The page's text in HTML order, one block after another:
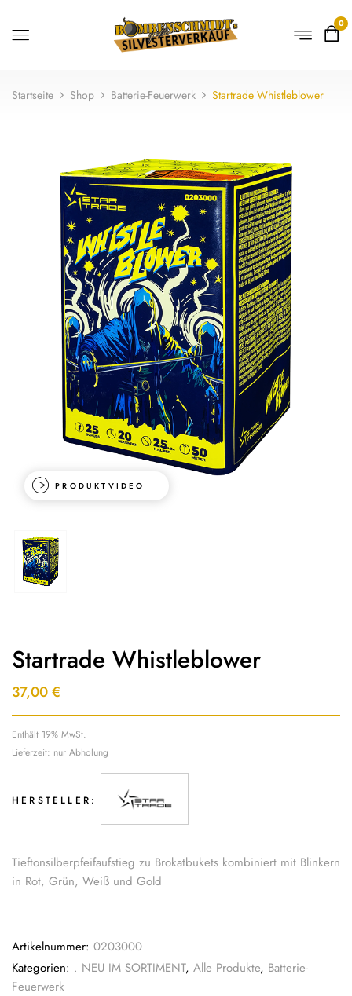
0
Startseite Shop Batterie-Feuerwerk Startrade Whistleblower
PRODUKTVIDEO
Startrade Whistleblower
37,00€
Enthält 19% MwSt.
Lieferzeit: nur Abholung
HERSTELLER:
Tieftonsilberpfeifaufstieg zu Brokatbukets kombiniert mit Blinkern
in Rot, Grün, Weiß und Gold
Artikelnummer: 0203000
Kategorien: . NEU IM SORTIMENT, Alle Produkte, Batterie-
Feuerwerk